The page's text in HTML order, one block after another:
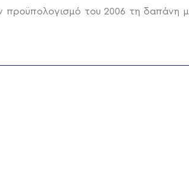
προϋπολογισμό του 2006 τη δαπάνη